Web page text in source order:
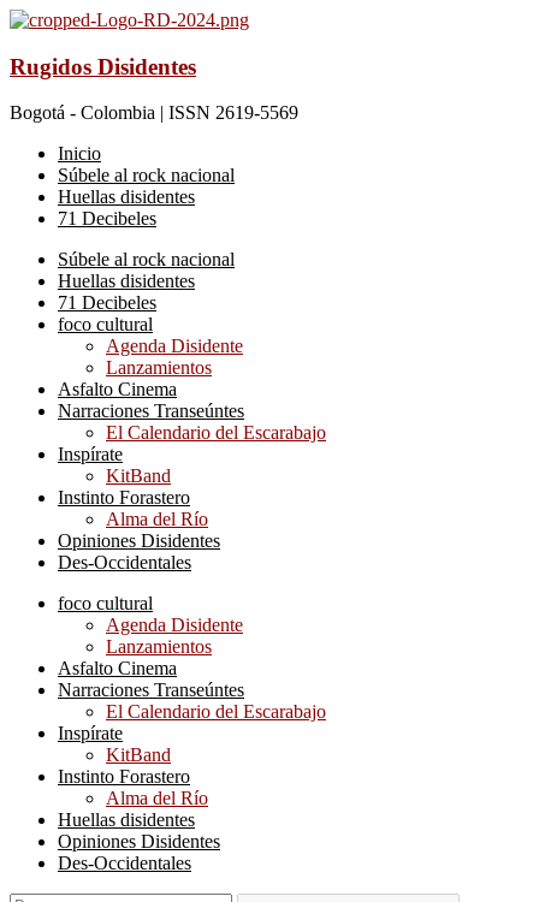
Rugidos Disidentes
Bogotá - Colombia | ISSN 2619-5569
Inicio
Súbele al rock nacional
Huellas disidentes
71 Decibeles
Súbele al rock nacional
Huellas disidentes
71 Decibeles
foco cultural
Agenda Disidente
Lanzamientos
Asfalto Cinema
Narraciones Transeúntes
El Calendario del Escarabajo
Inspírate
KitBand
Instinto Forastero
Alma del Río
Opiniones Disidentes
Des-Occidentales
foco cultural
Agenda Disidente
Lanzamientos
Asfalto Cinema
Narraciones Transeúntes
El Calendario del Escarabajo
Inspírate
KitBand
Instinto Forastero
Alma del Río
Huellas disidentes
Opiniones Disidentes
Des-Occidentales